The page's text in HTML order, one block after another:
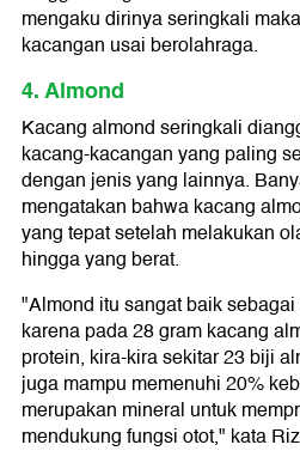
mengaku dirinya seringkali
kacangan usai berolahraga.
4. Almond
Kacang almond seringkali
kacang-kacangan yang paling
dengan jenis yang lainnya.
mengatakan bahwa kacang
yang tepat setelah melakukan
hingga yang berat.
"Almond itu sangat baik
karena pada 28 gram kacang
protein, kira-kira sekitar 23 biji
juga mampu memenuhi 20%
merupakan mineral untuk
mendukung fungsi otot," kata